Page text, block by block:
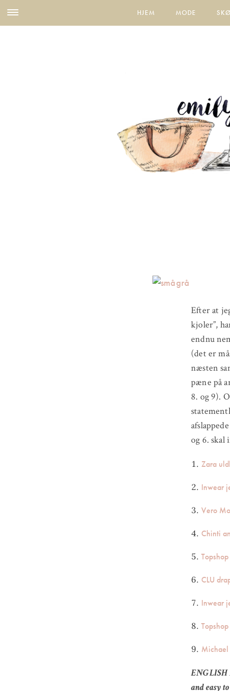
HJEM MODE
Efter at
kjoler”,
endnu
(det er
næsten
pæne på
8. og 9).
og 6.
Zara
Inwear
Vero
Chinti
CLU
Inwear
ENGLISH
and easy